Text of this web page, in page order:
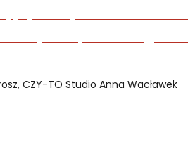
CZY-TO Studio Anna Wacławek